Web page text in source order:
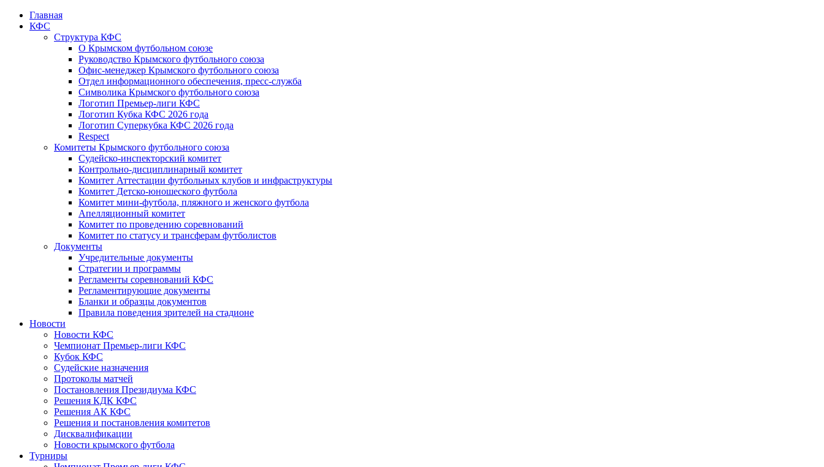
Главная
КФС
Структура КФС
О Крымском футбольном союзе
Руководство Крымского футбольного союза
Офис-менеджер Крымского футбольного союза
Отдел информационного обеспечения, пресс-служба
Символика Крымского футбольного союза
Логотип Премьер-лиги КФС
Логотип Кубка КФС 2026 года
Логотип Суперкубка КФС 2026 года
Respect
Комитеты Крымского футбольного союза
Судейско-инспекторский комитет
Контрольно-дисциплинарный комитет
Комитет Аттестации футбольных клубов и инфраструктуры
Комитет Детско-юношеского футбола
Комитет мини-футбола, пляжного и женского футбола
Апелляционный комитет
Комитет по проведению соревнований
Комитет по статусу и трансферам футболистов
Документы
Учредительные документы
Стратегии и программы
Регламенты соревнований КФС
Регламентирующие документы
Бланки и образцы документов
Правила поведения зрителей на стадионе
Новости
Новости КФС
Чемпионат Премьер-лиги КФС
Кубок КФС
Судейские назначения
Протоколы матчей
Постановления Президиума КФС
Решения КДК КФС
Решения АК КФС
Решения и постановления комитетов
Дисквалификации
Новости крымского футбола
Турниры